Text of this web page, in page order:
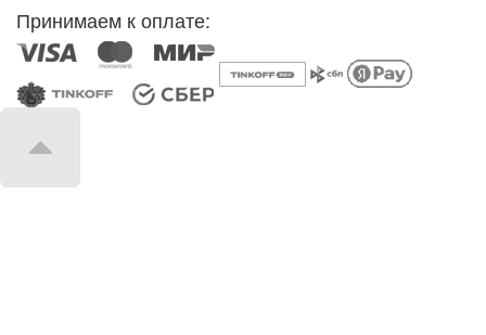
Принимаем к оплате: